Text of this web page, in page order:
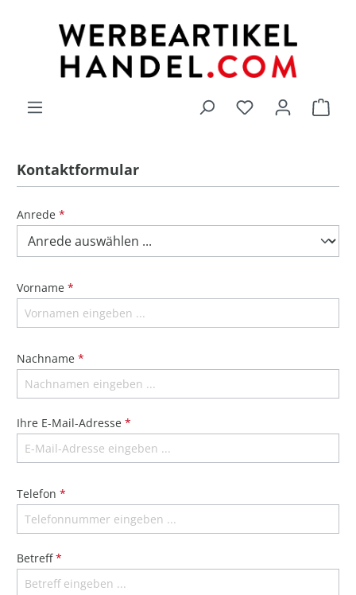
Du hast 0
Kontaktformular
Anrede *
Vorname *
Nachname *
Ihre E-Mail-Adresse *
Telefon *
Betreff*